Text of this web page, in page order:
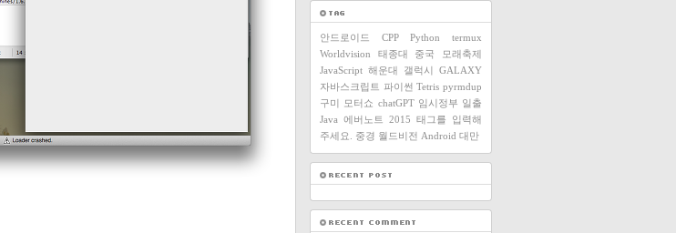
안드로이드 CPP Python
termux
Worldvision
태종대 중국
모래축제
JavaScript 해운대 갤럭시
GALAXY
자바스크립트 파이썬 Tetris pyrmdup
구미
모터쇼 chatGPT 임시정부 일출
Java 에버노트 2015 태그를 입력해
주세요.
중경 월드비전 Android 대만